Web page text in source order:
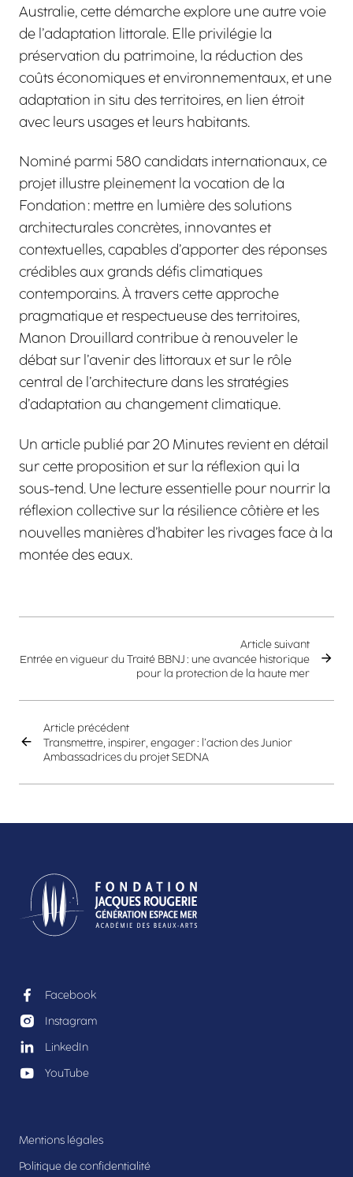
Australie, cette démarche explore une autre voie
de l’adaptation littorale. Elle privilégie la
préservation du patrimoine, la réduction des
coûts économiques et environnementaux, et une
adaptation in situ des territoires, en lien étroit
avec leurs usages et leurs habitants.
Nominé parmi 580 candidats internationaux, ce
projet illustre pleinement la vocation de la
Fondation : mettre en lumière des solutions
architecturales concrètes, innovantes et
contextuelles, capables d’apporter des réponses
crédibles aux grands défis climatiques
contemporains. À travers cette approche
pragmatique et respectueuse des territoires,
Manon Drouillard contribue à renouveler le
débat sur l’avenir des littoraux et sur le rôle
central de l’architecture dans les stratégies
d’adaptation au changement climatique.
Un article publié par 20 Minutes revient en détail
sur cette proposition et sur la réflexion qui la
sous-tend. Une lecture essentielle pour nourrir la
réflexion collective sur la résilience côtière et les
nouvelles manières d’habiter les rivages face à la
montée des eaux.
Article précédent
Transmettre, inspirer, engager : l’action des Junior
Ambassadrices du projet SEDNA
Article suivant
Entrée en vigueur du Traité BBNJ : une avancée historique
pour la protection de la haute mer
Facebook
Instagram
LinkedIn
YouTube
Mentions légales
Politique de confidentialité